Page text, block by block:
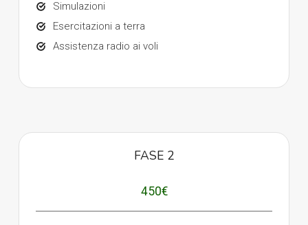
Simulazioni
Esercitazioni a terra
Assistenza radio ai voli
FASE 2
450€